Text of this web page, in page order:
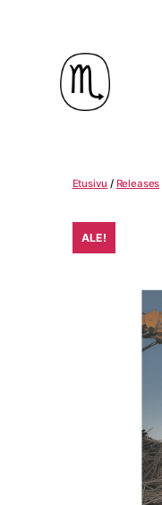
Etusivu / Releases
ALE!